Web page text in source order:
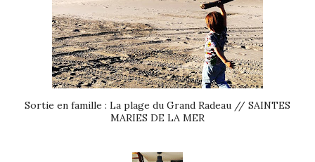
Sortie en famille : La plage du Grand Radeau // SAINTES
MARIES DE LA MER